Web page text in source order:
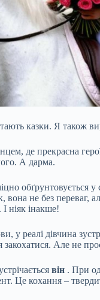
казки. Я також
де прекрасна
А дарма.
обґрунтовується у
вона не без переваг,
ніяк інакше!
у реалі дівчина
закохатися. Але не
він . При
Це кохання –